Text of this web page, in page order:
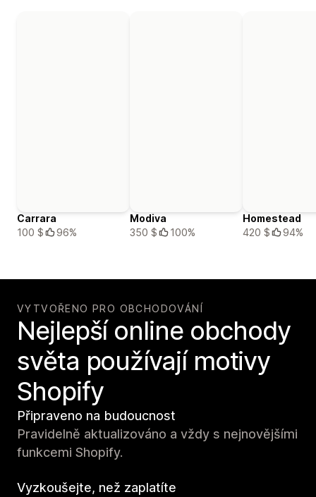
Carrara
100 $
96%
Modiva
350 $
100%
Homestead
420 $
94%
VYTVOŘENO PRO OBCHODOVÁNÍ
Nejlepší online obchody
světa používají motivy
Shopify
Připraveno na budoucnost
Pravidelně aktualizováno a vždy s nejnovějšími
funkcemi Shopify.
Vyzkoušejte, než zaplatíte